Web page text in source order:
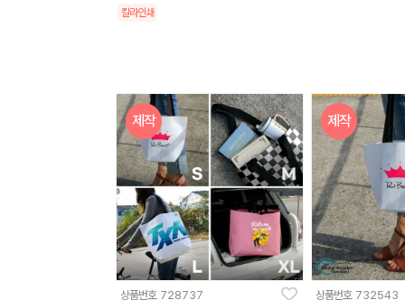
칼라인쇄
제작
상품번호 728737
제작
상품번호 732543